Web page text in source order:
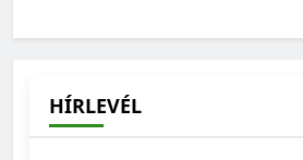
HÍRLEVÉL